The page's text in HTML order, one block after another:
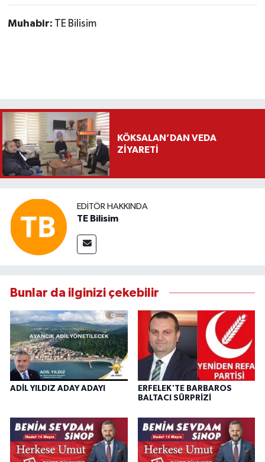
Muhabir: TE Bilisim
KÖKSALAN’DAN VEDA
ZİYARETİ
EDITÖR HAKKINDA
TE Bilisim
Bunlar da ilginizi çekebilir
ADİL YILDIZ ADAY ADAYI
ERFELEK'TE BARBAROS
BALTACI SÜRPRİZİ